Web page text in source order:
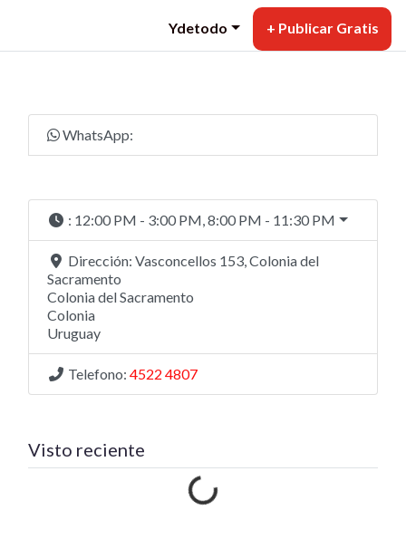
Ydetodo + Publicar Gratis
WhatsApp:
: 12:00 PM - 3:00 PM, 8:00 PM - 11:30 PM
Dirección: Vasconcellos 153, Colonia del
Sacramento
Colonia del Sacramento
Colonia
Uruguay
Telefono: 4522 4807
Visto reciente
Cargando…